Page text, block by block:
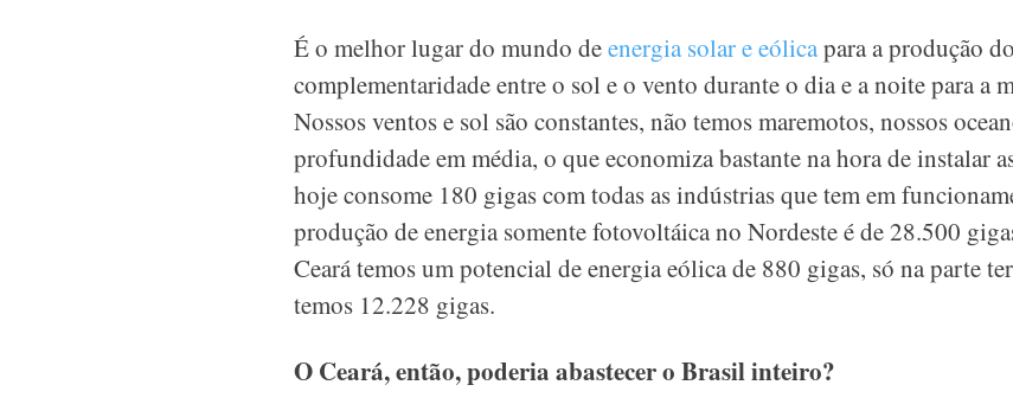
É o melhor lugar do mundo deenergia solar e eólicapara a produção
complementaridade entre o sol e o vento durante o dia e a noite para a
Nossos ventos e sol são constantes, não temos maremotos, nossos
profundidade em média, o que economiza bastante na hora de instalar
hoje consome 180 gigas com todas as indústrias que tem em
produção de energia somente fotovoltáica no Nordeste é de 28.500
Ceará temos um potencial de energia eólica de 880 gigas, só na parte
temos 12.228 gigas.
O Ceará, então, poderia abastecer o Brasil inteiro?